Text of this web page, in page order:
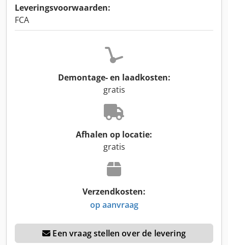
Leveringsvoorwaarden:
FCA
Demontage- en laadkosten:
gratis
Afhalen op locatie:
gratis
Verzendkosten:
op aanvraag
Een vraag stellen over de levering